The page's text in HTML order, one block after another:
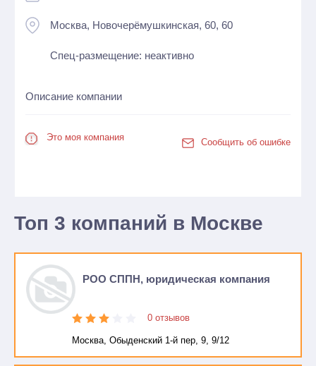
Москва, Новочерёмушкинская, 60, 60
Спец-размещение: неактивно
Описание компании
Это моя компания Сообщить об ошибке
Топ 3 компаний в Москве
РОО СППН, юридическая компания
0 отзывов
Москва, Обыденский 1-й пер, 9, 9/12